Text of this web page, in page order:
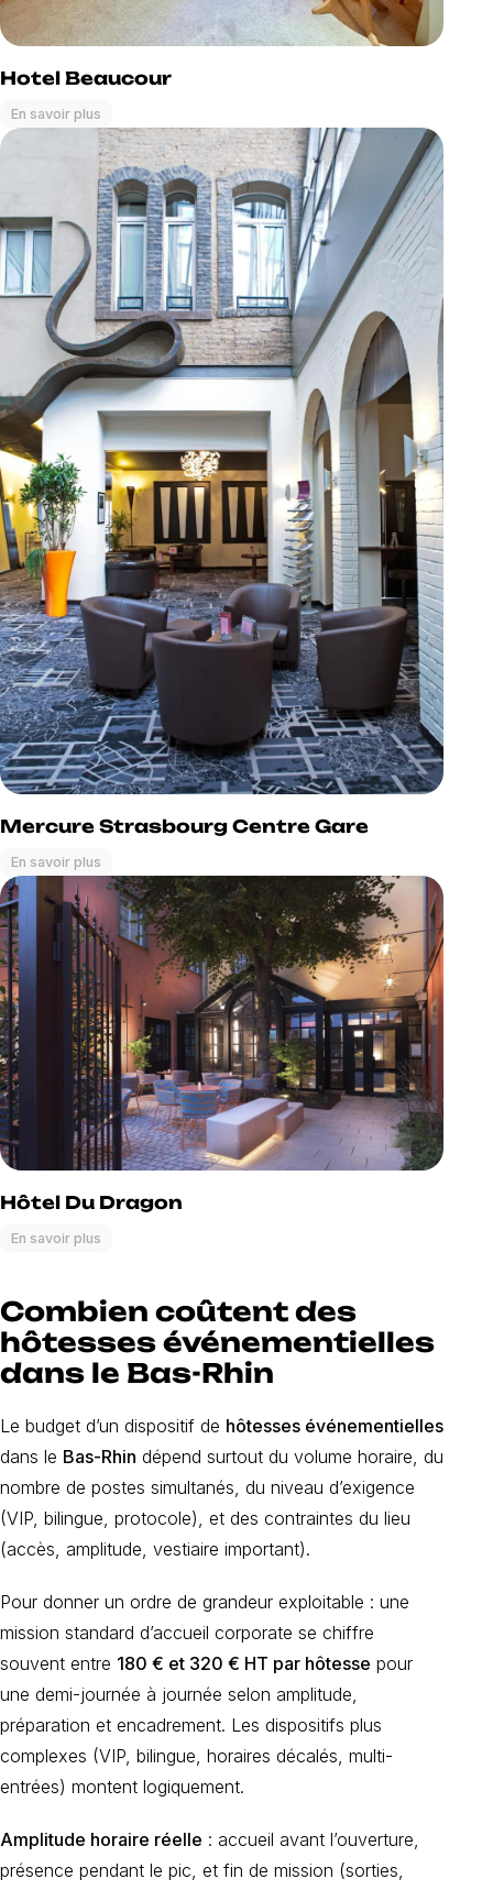
Hotel Beaucour
En savoir plus
Mercure Strasbourg Centre Gare
En savoir plus
Hôtel Du Dragon
En savoir plus
Combien coûtent des
hôtesses événementielles
dans le Bas-Rhin
Le budget d’un dispositif de hôtesses événementielles
dans le Bas-Rhin dépend surtout du volume horaire, du
nombre de postes simultanés, du niveau d’exigence
(VIP, bilingue, protocole), et des contraintes du lieu
(accès, amplitude, vestiaire important).
Pour donner un ordre de grandeur exploitable : une
mission standard d’accueil corporate se chiffre
souvent entre 180 € et 320 € HT par hôtesse pour
une demi-journée à journée selon amplitude,
préparation et encadrement. Les dispositifs plus
complexes (VIP, bilingue, horaires décalés, multi-
entrées) montent logiquement.
Amplitude horaire réelle : accueil avant l’ouverture,
présence pendant le pic, et fin de mission (sorties,